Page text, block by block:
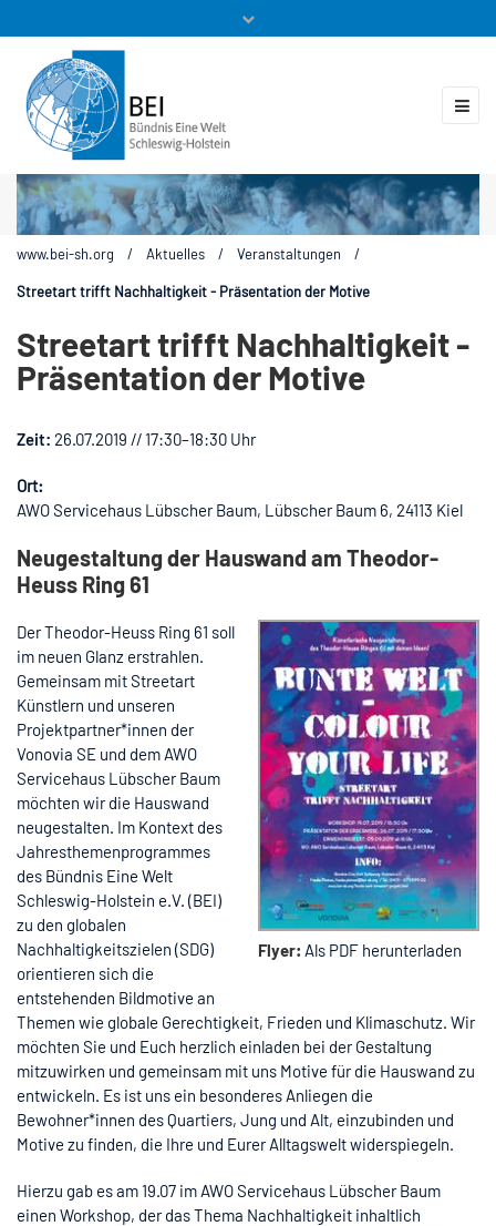
Mitglieder
www.bei-sh.org / Aktuelles / Veranstaltungen /
Streetart trifft Nachhaltigkeit - Präsentation der Motive
Streetart trifft Nachhaltigkeit -
Präsentation der Motive
Zeit: 26.07.2019 // 17:30–18:30 Uhr
Ort:
AWO Servicehaus Lübscher Baum, Lübscher Baum 6, 24113 Kiel
Neugestaltung der Hauswand am Theodor-
Heuss Ring 61
Flyer: Als PDF herunterladen
Der Theodor-Heuss Ring 61 soll
im neuen Glanz erstrahlen.
Gemeinsam mit Streetart
Künstlern und unseren
Projektpartner*innen der
Vonovia SE und dem AWO
Servicehaus Lübscher Baum
möchten wir die Hauswand
neugestalten. Im Kontext des
Jahresthemenprogrammes
des Bündnis Eine Welt
Schleswig-Holstein e.V. (BEI)
zu den globalen
Nachhaltigkeitszielen (SDG)
orientieren sich die
entstehenden Bildmotive an
Themen wie globale Gerechtigkeit, Frieden und Klimaschutz. Wir
möchten Sie und Euch herzlich einladen bei der Gestaltung
mitzuwirken und gemeinsam mit uns Motive für die Hauswand zu
entwickeln. Es ist uns ein besonderes Anliegen die
Bewohner*innen des Quartiers, Jung und Alt, einzubinden und
Motive zu finden, die Ihre und Eurer Alltagswelt widerspiegeln.
Hierzu gab es am 19.07 im AWO Servicehaus Lübscher Baum
einen Workshop, der das Thema Nachhaltigkeit inhaltlich